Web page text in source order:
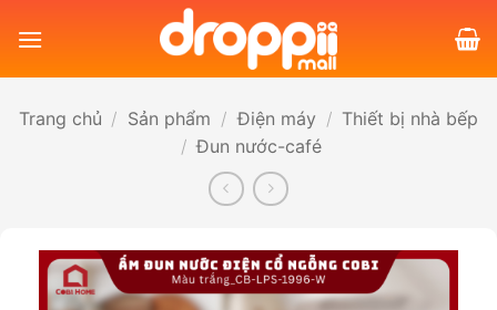
qua
Trang chủ / Sản phẩm / Điện máy / Thiết bị nhà bếp
/ Đun nước-café